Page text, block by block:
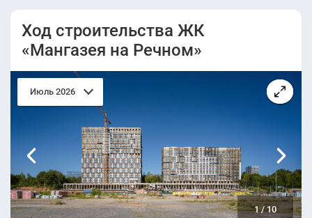
Ход строительства ЖК
«Мангазея на Речном»
Июль 2026
1/10